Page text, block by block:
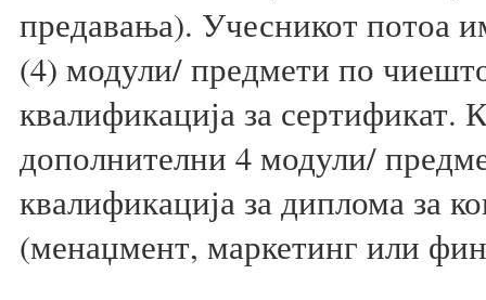
предавања). Учесникот потоа
(4) модули/ предмети по
квалификација за сертификат.
дополнителни 4 модули/
квалификација за диплома за
(менаџмент, маркетинг или